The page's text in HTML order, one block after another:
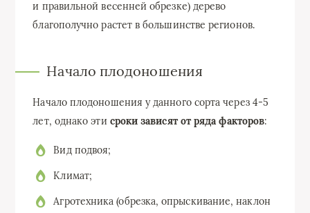
и правильной весенней обрезке) дерево
благополучно растет в большинстве регионов.
Начало плодоношения
Начало плодоношения у данного сорта через 4-5
лет, однако эти сроки зависят от ряда факторов:
Вид подвоя;
Климат;
Агротехника (обрезка, опрыскивание, наклон